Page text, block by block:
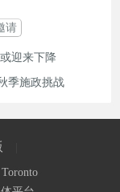
请
迎来下降
季施政挑战
带您纵览今日